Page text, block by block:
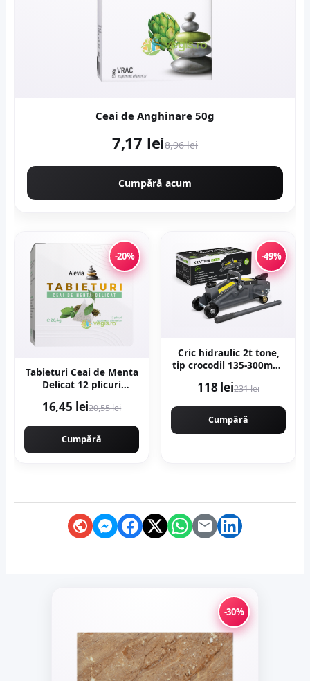
Ceai de Anghinare 50g
7,17 lei8,96 lei
Cumpără acum
-20%
Tabieturi Ceai de Menta
Delicat 12 plicuri
16,45 lei20,55 lei
Cumpără
-49%
Cric hidraulic 2t tone,
tip crocodil 135-300mm,
KRAFTNER KF-4927
118 lei231 lei
Cumpără
-30%